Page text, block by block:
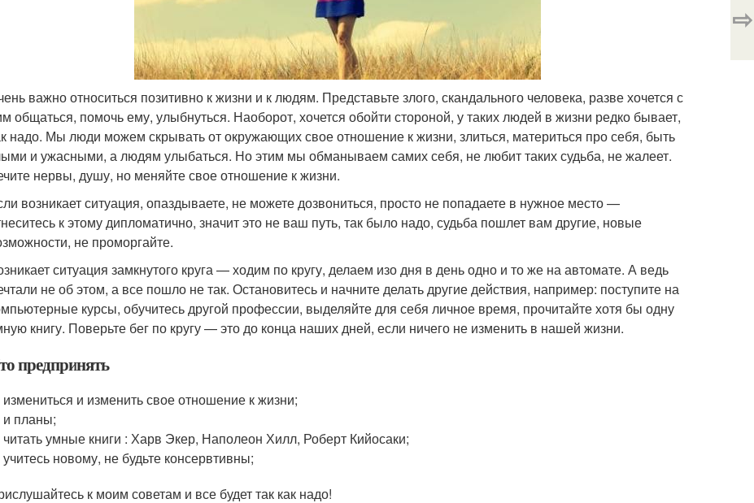
важно относиться позитивно к жизни и к людям. Представьте злого, скандального человека, разве хочется с
общаться, помочь ему, улыбнуться. Наоборот, хочется обойти стороной, у таких людей в жизни редко бывает,
надо. Мы люди можем скрывать от окружающих свое отношение к жизни, злиться, материться про себя, быть
и ужасными, а людям улыбаться. Но этим мы обманываем самих себя, не любит таких судьба, не жалеет.
нервы, душу, но меняйте свое отношение к жизни.
возникает ситуация, опаздываете, не можете дозвониться, просто не попадаете в нужное место —
к этому дипломатично, значит это не ваш путь, так было надо, судьба пошлет вам другие, новые
не проморгайте.
ситуация замкнутого круга — ходим по кругу, делаем изо дня в день одно и то же на автомате. А ведь
не об этом, а все пошло не так. Остановитесь и начните делать другие действия, например: поступите на
курсы, обучитесь другой профессии, выделяйте для себя личное время, прочитайте хотя бы одну
книгу. Поверьте бег по кругу — это до конца наших дней, если ничего не изменить в нашей жизни.
предпринять
измениться и изменить свое отношение к жизни;
и планы;
читать умные книги : Харв Экер, Наполеон Хилл, Роберт Кийосаки;
учитесь новому, не будьте консервтивны;
к моим советам и все будет так как надо!
⇨